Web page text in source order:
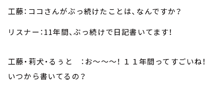
工藤：ココさんがぶっ続けたことは、なんですか？
リスナー：11年間、ぶっ続けで日記書いてます！
工藤・莉犬・るぅと ：お～～～！ １１年間ってすごいね！
いつから書いてるの？